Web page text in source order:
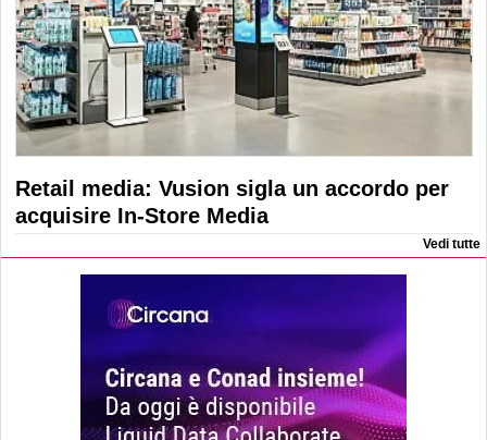
Retail media: Vusion sigla un accordo per
acquisire In-Store Media
Vedi tutte